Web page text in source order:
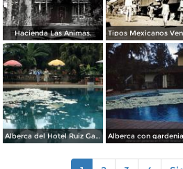
Hacienda Las Animas.
Alberca del Hotel Ruiz Galindo (1958)